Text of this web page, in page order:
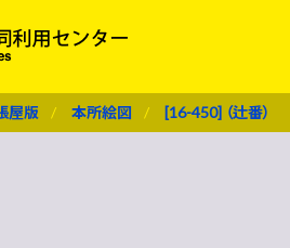
屋版 本所絵図 [16-450] （辻番）